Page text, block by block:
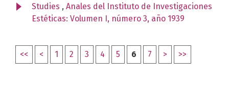
Studies , Anales del Instituto de Investigaciones
Estéticas: Volumen I, número 3, año 1939
<< < 1 2 3 4 5 6 7 > >>